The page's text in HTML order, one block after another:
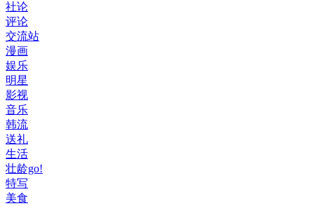
社论
评论
交流站
漫画
娱乐
明星
影视
音乐
韩流
送礼
生活
壮龄go!
特写
美食